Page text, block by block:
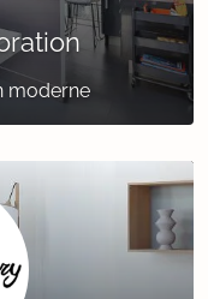
moderne